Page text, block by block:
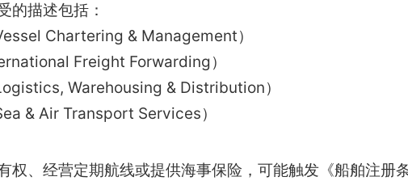
的描述包括：
Chartering & Management）
Freight Forwarding）
Warehousing & Distribution）
& Air Transport Services）
权、经营定期航线或提供海事保险，可能触发《船舶注册